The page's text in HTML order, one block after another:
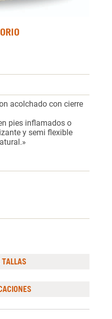
acolchado con cierre
pies inflamados o
y semi flexible